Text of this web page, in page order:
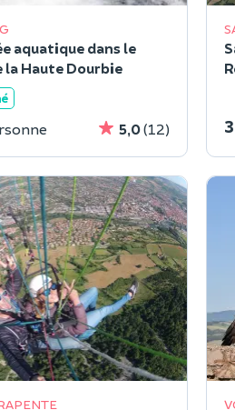
aquatique dans le
la Haute Dourbie
5,0(12)